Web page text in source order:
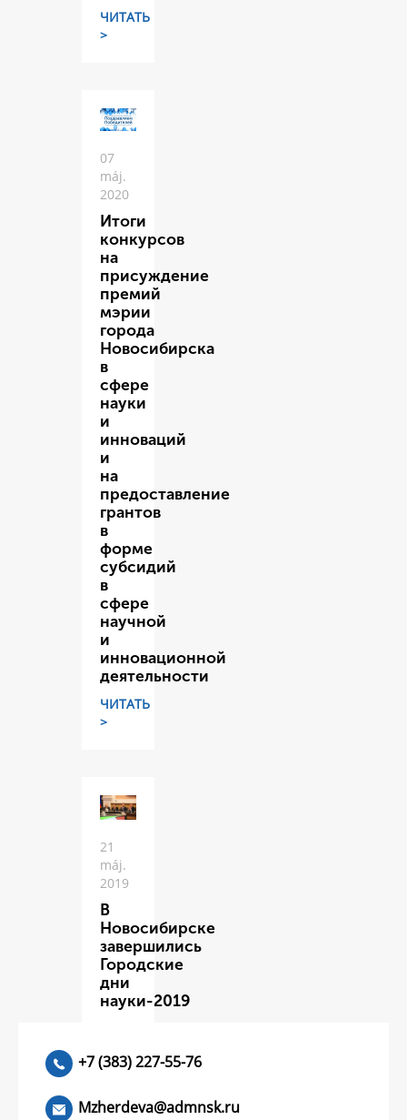
ЧИТАТЬ
>
07
máj.
2020
Итоги
конкурсов
на
присуждение
премий
мэрии
города
Новосибирска
в
сфере
науки
и
инноваций
и
на
предоставление
грантов
в
форме
субсидий
в
сфере
научной
и
инновационной
деятельности
ЧИТАТЬ
>
21
máj.
2019
В
Новосибирске
завершились
Городские
дни
науки-2019
+7 (383) 227-55-76
Mzherdeva@admnsk.ru